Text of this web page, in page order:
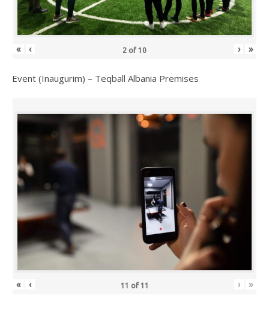
« ‹ 2 of 10 › »
Event (Inaugurim) – Teqball Albania Premises
« ‹ 11 of 11 › »